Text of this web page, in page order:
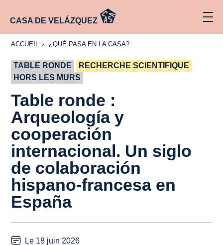
CASA DE VELÁZQUEZ
ACCUEIL
ACCUEIL
¿QUÉ
CASA?
¿QUÉ PASA EN LA CASA?
TABLE RONDE
RECHERCHE SCIENTIFIQUE
HORS LES MURS
Table ronde :
Arqueología y
cooperación
internacional. Un siglo
de colaboración
hispano-francesa en
España
Le 18 juin 2026